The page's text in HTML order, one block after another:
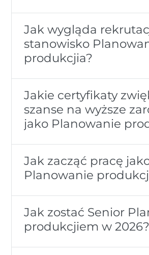
Jak wygląda
stanowisko
produkcjia?
Jakie certyfikaty
szanse na wyższe
jako Planowanie
Jak zacząć pracę
Planowanie
Jak zostać Senior
produkcjiem w 2026?